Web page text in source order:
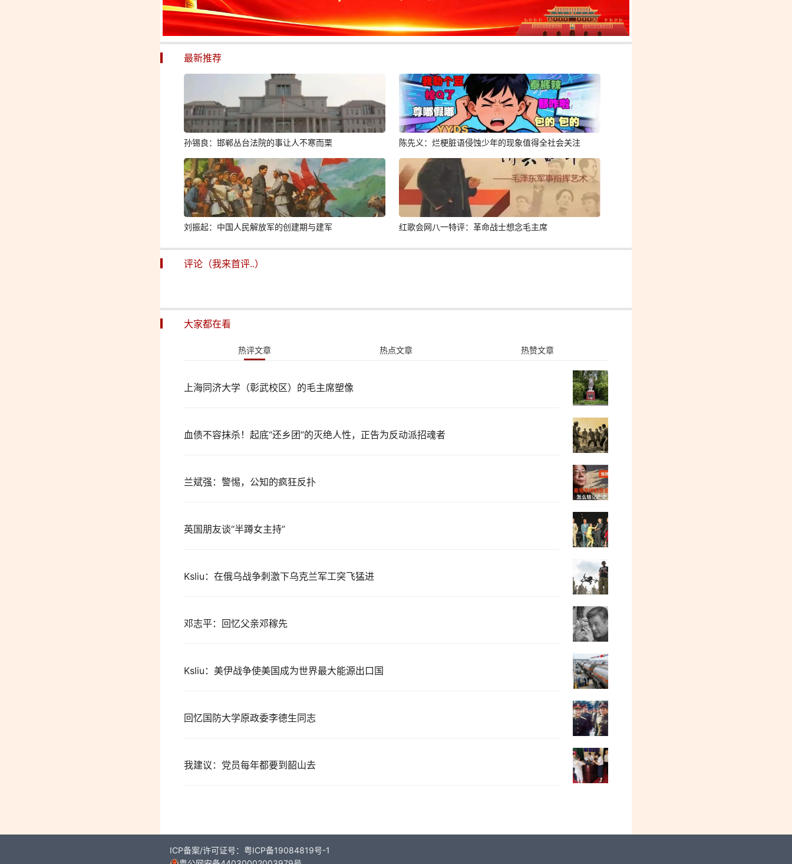
最新推荐
孙锡良：邯郸丛台法院的事让人不寒而栗 陈先义：烂梗脏语侵蚀少年的现象值得全社会关注
刘振起：中国人民解放军的创建期与建军 红歌会网八一特评：革命战士想念毛主席
评论（我来首评..）
大家都在看
热评文章 热点文章 热赞文章
上海同济大学（彰武校区）的毛主席塑像
血债不容抹杀！起底“还乡团”的灭绝人性，正告为反动派招魂者
兰斌强：警惕，公知的疯狂反扑
英国朋友谈“半蹲女主持”
Ksliu：在俄乌战争刺激下乌克兰军工突飞猛进
邓志平：回忆父亲邓稼先
Ksliu：美伊战争使美国成为世界最大能源出口国
回忆国防大学原政委李德生同志
我建议：党员每年都要到韶山去
ICP备案/许可证号：粤ICP备19084819号-1